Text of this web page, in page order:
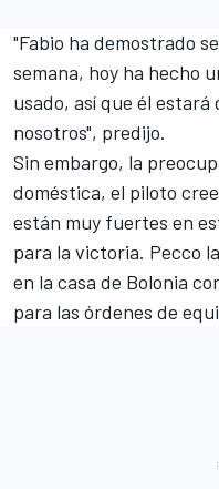
"Fabio ha demostrado
semana, hoy ha hecho
usado, así que él
nosotros", predijo.
Sin embargo, la
doméstica, el piloto
están muy fuertes en
para la victoria. Pecco
en la casa de Bolonia
para las órdenes de